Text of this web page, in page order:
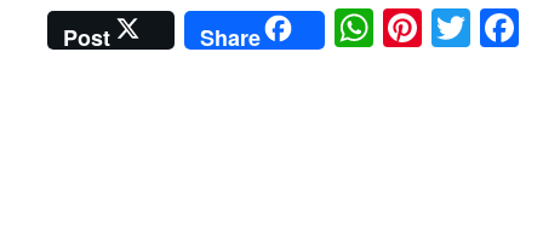
Fa
T
Pi
W
ha
Share
Post